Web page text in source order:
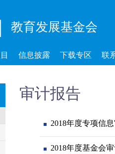
教育发展基金会
信息披露 下载专区 联
审计报告
2018年度专项信
2018年度基金会